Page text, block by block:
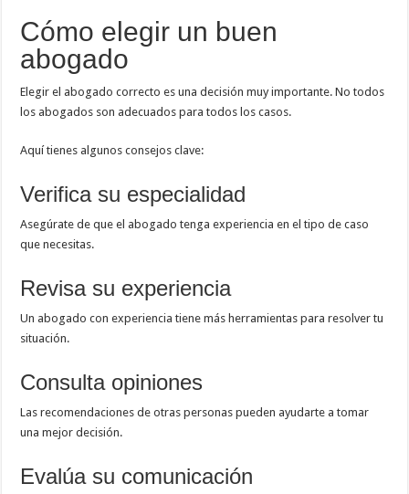
Cómo elegir un buen
abogado
Elegir el abogado correcto es una decisión muy importante. No todos
los abogados son adecuados para todos los casos.
Aquí tienes algunos consejos clave:
Verifica su especialidad
Asegúrate de que el abogado tenga experiencia en el tipo de caso
que necesitas.
Revisa su experiencia
Un abogado con experiencia tiene más herramientas para resolver tu
situación.
Consulta opiniones
Las recomendaciones de otras personas pueden ayudarte a tomar
una mejor decisión.
Evalúa su comunicación